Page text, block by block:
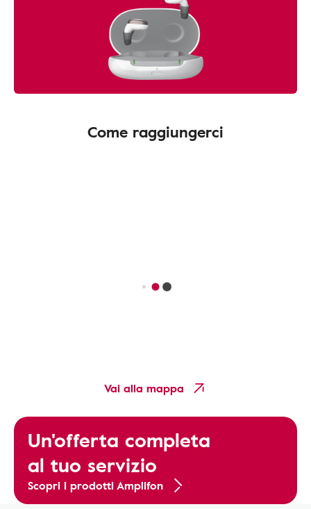
Come raggiungerci
Vai alla mappa
Un'offerta completa
al tuo servizio
Scopri i prodotti Amplifon